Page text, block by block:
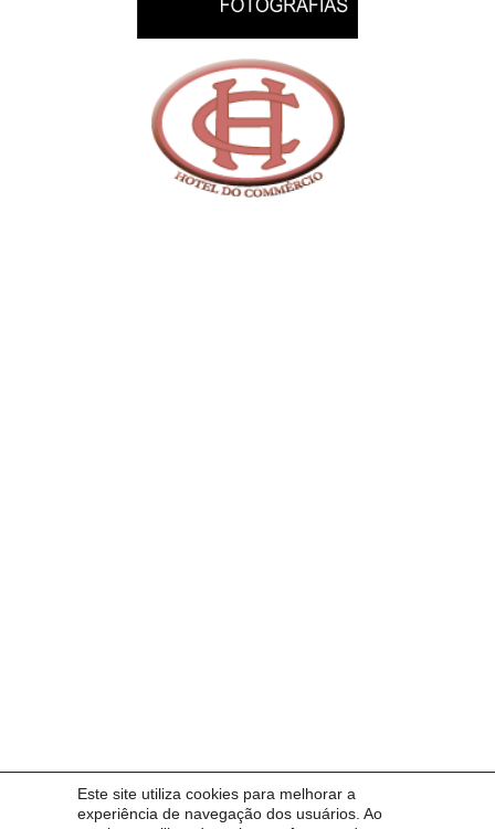
Este site utiliza cookies para melhorar a
experiência de navegação dos usuários. Ao